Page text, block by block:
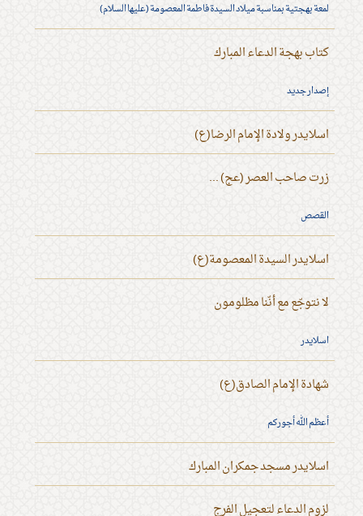
لمعة بهجتية بمناسبة ميلاد السيدة فاطمة المعصومة (عليها السلام)
كتاب بهجة الدعاء المبارك
إصدار جديد
اسلايدر ولادة الإمام الرضا(ع)
زرت صاحب العصر (عج) ...
القصص
اسلايدر السيدة المعصومة(ع)
لا نتوجّع مع أنّنا مظلومون
اسلايدر
شهادة الإمام الصادق(ع)
أعظم الله أجوركم
اسلايدر مسجد جمكران المبارك
لزوم الدعاء لتعجيل الفرج